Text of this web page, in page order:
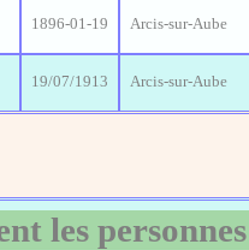
1896-01-19 Arcis-sur-Aube
19/07/1913 Arcis-sur-Aube
les